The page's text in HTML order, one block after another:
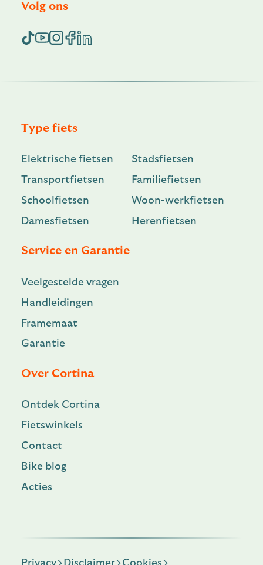
Volg ons
Type fiets
Elektrische fietsen
Stadsfietsen
Transportfietsen
Familiefietsen
Schoolfietsen
Woon-werkfietsen
Damesfietsen
Herenfietsen
Service en Garantie
Veelgestelde vragen
Handleidingen
Framemaat
Garantie
Over Cortina
Ontdek Cortina
Fietswinkels
Contact
Bike blog
Acties